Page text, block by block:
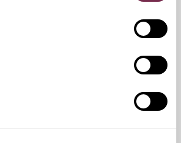
una valutazione gratuita della